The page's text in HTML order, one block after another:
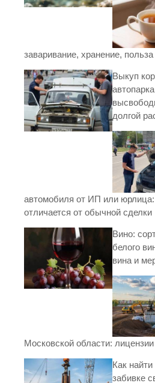
заваривание, хранение, польза
Выкуп
долгой
автомобиля от ИП или
отличается от обычной сделки
Вино:
белого
вина и
Московской области:
Как
забивке